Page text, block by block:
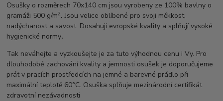
Osušky o rozměrech 70x140 cm jsou vyrobeny ze 100% bavlny o
gramáži 500 g/m2.Jsou velice oblíbené pro svoji měkkost,
nadýchanost a savost. Dosahují evropské kvality a splňují vysoké
hygienické normy.
Tak neváhejte a vyzkoušejte je za tuto výhodnou cenu i Vy. Pro
dlouhodobé zachování kvality a jemnosti osušek je doporučujeme
prát v pracích prostředcích na jemné a barevné prádlo při
maximální teplotě 60°C. Osuška splňuje mezinárodní certifikát
zdravotní nezávadnosti